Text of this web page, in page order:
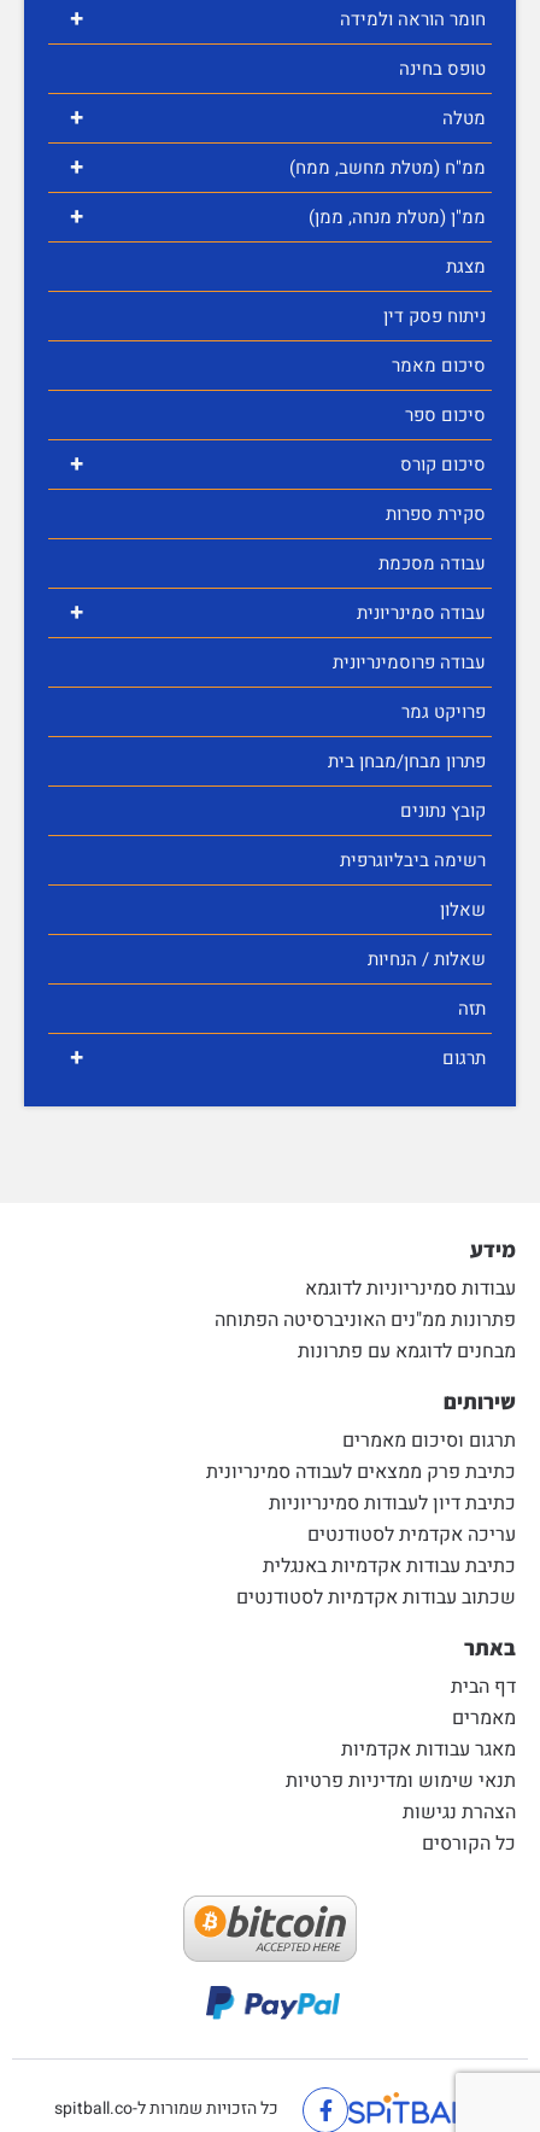
+
חומר הוראה ולמידה
טופס בחינה
+ מטלה
+ ממ"ח (מטלת מחשב, ממח)
+
ממ"ן (מטלת מנחה, ממן)
מצגת
ניתוח פסק דין
סיכום מאמר
סיכום ספר
+
סיכום קורס
סקירת ספרות
עבודה מסכמת
+
עבודה סמינריונית
עבודה פרוסמינריונית
פרויקט גמר
פתרון מבחן/מבחן בית
קובץ נתונים
רשימה ביבליוגרפית
שאלון
שאלות / הנחיות
תזה
+ תרגום
מידע
עבודות סמינריוניות לדוגמא
פתרונות ממ"נים האוניברסיטה הפתוחה
מבחנים לדוגמא עם פתרונות
שירותים
תרגום וסיכום מאמרים
כתיבת פרק ממצאים לעבודה סמינריונית
כתיבת דיון לעבודות סמינריוניות
עריכה אקדמית לסטודנטים
כתיבת עבודות אקדמיות באנגלית
שכתוב עבודות אקדמיות לסטודנטים
באתר
דף הבית
מאמרים
מאגר עבודות אקדמיות
תנאי שימוש ומדיניות פרטיות
הצהרת נגישות
כל הקורסים
כל הזכויות שמורות ל-spitball.co